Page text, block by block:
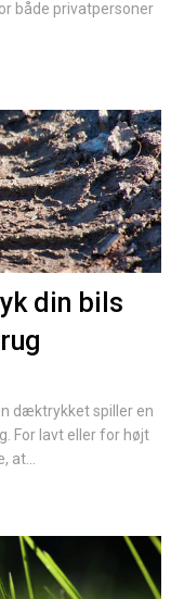
både privatpersoner
din bils
dæktrykket spiller en
For lavt eller for højt